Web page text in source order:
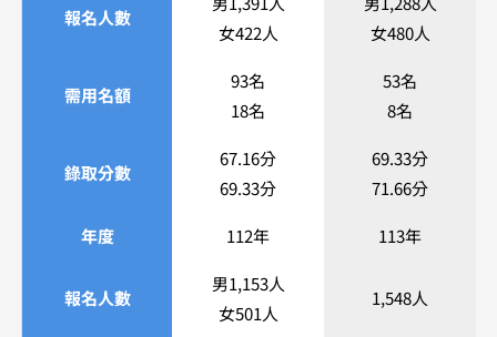
報名人數
女422人
女480人
需用名額
93名
18名
53名
8名
錄取分數
67.16分
69.33分
69.33分
​71.66分
年度 112年 113年
報名人數
男1,153人
女501人
1,548人